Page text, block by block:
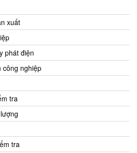
xuất
phát điện
công nghiệp
tra
tra